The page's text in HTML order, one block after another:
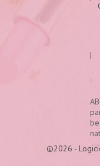
©2026 -